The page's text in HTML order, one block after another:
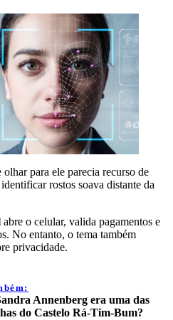
para ele parecia recurso de
rostos soava distante da
abre o celular, valida pagamentos e
No entanto, o tema também
privacidade.
Annenberg era uma das
do Castelo Rá-Tim-Bum?